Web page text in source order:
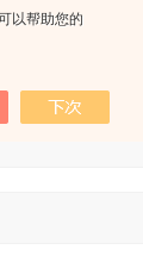
以帮助您的